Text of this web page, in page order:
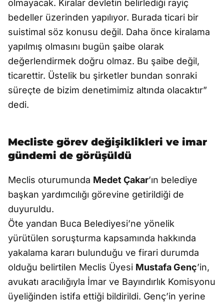
olmayacak. Kiralar devletin belirlediği rayiç
bedeller üzerinden yapılıyor. Burada ticari bir
suistimal söz konusu değil. Daha önce kiralama
yapılmış olmasını bugün şaibe olarak
değerlendirmek doğru olmaz. Bu şaibe değil,
ticarettir. Üstelik bu şirketler bundan sonraki
süreçte de bizim denetimimiz altında olacaktır”
dedi.
Mecliste görev değişiklikleri ve imar
gündemi de görüşüldü
Meclis oturumunda Medet Çakar’ın belediye
başkan yardımcılığı görevine getirildiği de
duyuruldu.
Öte yandan Buca Belediyesi’ne yönelik
yürütülen soruşturma kapsamında hakkında
yakalama kararı bulunduğu ve firari durumda
olduğu belirtilen Meclis Üyesi Mustafa Genç’in,
avukatı aracılığıyla İmar ve Bayındırlık Komisyonu
üyeliğinden istifa ettiği bildirildi. Genç’in yerine